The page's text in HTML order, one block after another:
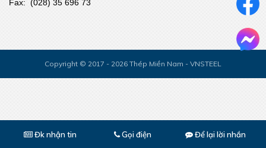
Fax: (028) 35 696 73
Copyright © 2017 - 2026 Thép Miền Nam - VNSTEEL
Đk nhận tin Gọi điện
Để lại lời nhắn